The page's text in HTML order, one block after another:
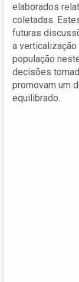
elaborados
coletadas.
futuras
a
população
decisões
promovam um
equilibrado.